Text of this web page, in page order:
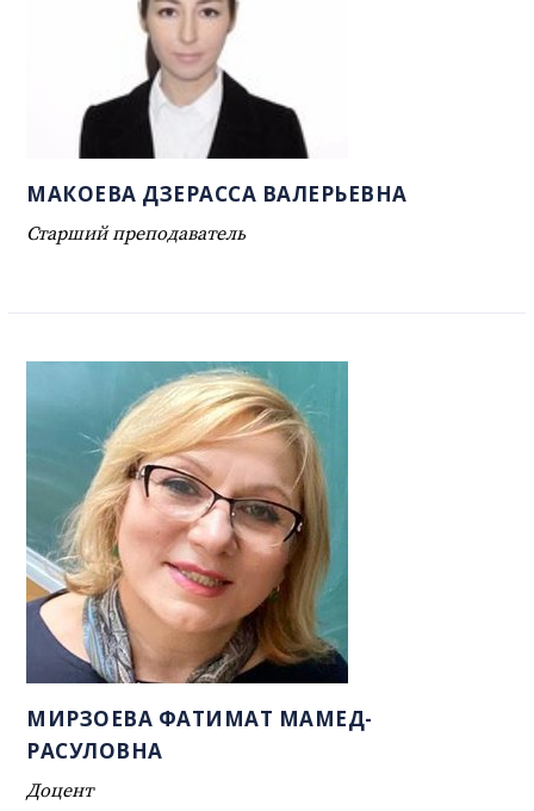
МАКОЕВА ДЗЕРАССА ВАЛЕРЬЕВНА
Старший преподаватель
МИРЗОЕВА ФАТИМАТ МАМЕД-
РАСУЛОВНА
Доцент